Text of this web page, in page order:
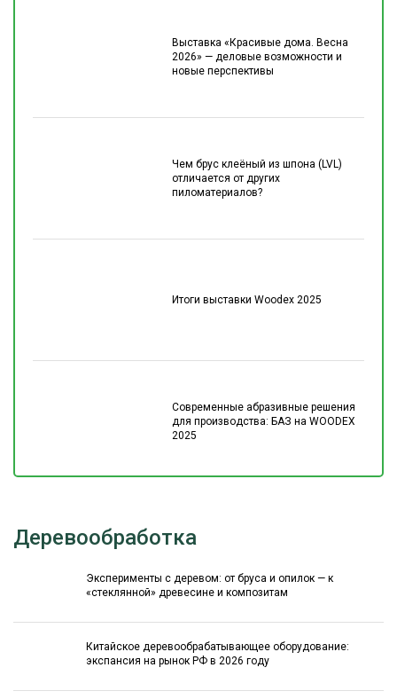
Выставка «Красивые дома. Весна
2026» — деловые возможности и
новые перспективы
Чем брус клеёный из шпона (LVL)
отличается от других
пиломатериалов?
Итоги выставки Woodex 2025
Современные абразивные решения
для производства: БАЗ на WOODEX
2025
Деревообработка
Эксперименты с деревом: от бруса и опилок — к
«стеклянной» древесине и композитам
Китайское деревообрабатывающее оборудование:
экспансия на рынок РФ в 2026 году